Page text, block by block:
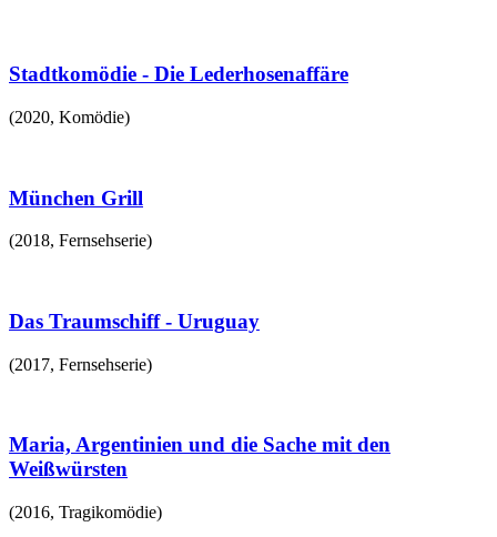
Stadtkomödie - Die Lederhosenaffäre
(2020, Komödie)
München Grill
(2018, Fernsehserie)
Das Traumschiff - Uruguay
(2017, Fernsehserie)
Maria, Argentinien und die Sache mit den
Weißwürsten
(2016, Tragikomödie)